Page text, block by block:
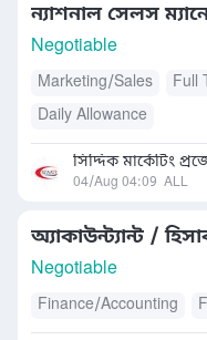
ন্যাশনাল সেলস
Negotiable
Marketing/Sales Full
Daily Allowance
সিদ্দিক মার্কেটিং
04/Aug 04:09 ALL
অ্যাকাউন্ট্যান্ট /
Negotiable
Finance/Accounting